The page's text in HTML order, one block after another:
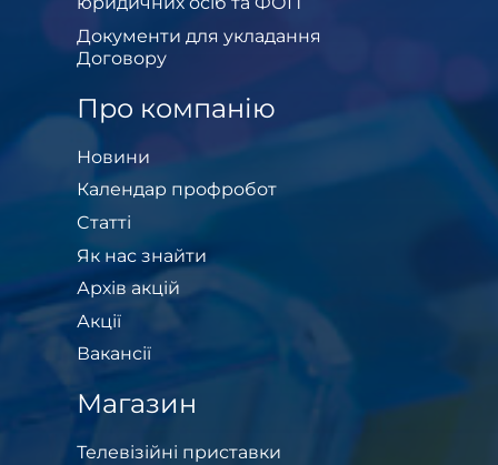
Документи для укладання
Договору
Про компанію
Новини
Календар профробот
Cтатті
Як нас знайти
Архів акцій
Акції
Вакансії
Магазин
Телевізійні приставки